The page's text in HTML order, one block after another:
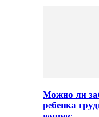
Можно ли
ребенка